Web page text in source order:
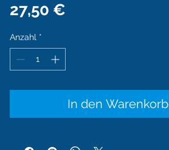
27,50 €
Anzahl *
In den Warenkorb